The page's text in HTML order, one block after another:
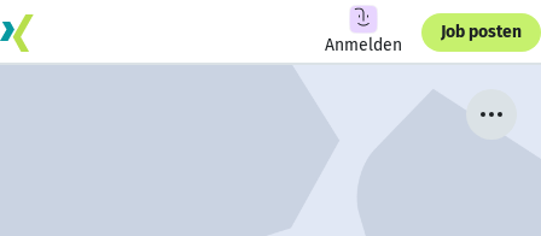
Anmelden
Job posten